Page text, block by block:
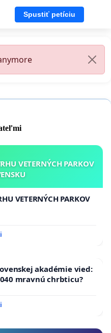
Spustiť petíciu
VETERNÝCH PARKOV
VETERNÝCH PARKOV
akadémie vied:
mravnú chrbticu?